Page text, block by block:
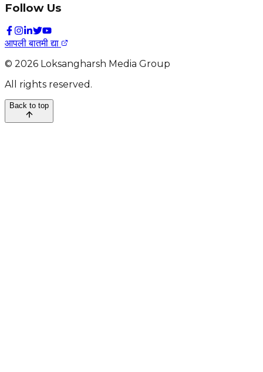
Follow Us
आपली बातमी द्या
© 2026 Loksangharsh Media Group
All rights reserved.
Back to top